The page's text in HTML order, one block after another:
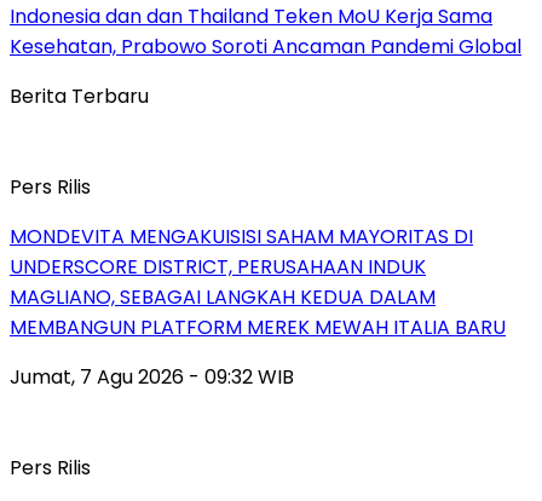
Indonesia dan dan Thailand Teken MoU Kerja Sama
Kesehatan, Prabowo Soroti Ancaman Pandemi Global
Berita Terbaru
Pers Rilis
MONDEVITA MENGAKUISISI SAHAM MAYORITAS DI
UNDERSCORE DISTRICT, PERUSAHAAN INDUK
MAGLIANO, SEBAGAI LANGKAH KEDUA DALAM
MEMBANGUN PLATFORM MEREK MEWAH ITALIA BARU
Jumat, 7 Agu 2026 - 09:32 WIB
Pers Rilis